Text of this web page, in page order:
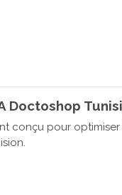
Doctoshop
conçu pour optimiser